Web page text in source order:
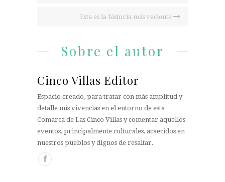
Esta es la historia más reciente
Sobre el autor
Cinco Villas Editor
Espacio creado, para tratar con más amplitud y
detalle mis vivencias en el entorno de esta
Comarca de Las Cinco Villas y comentar aquellos
eventos, principalmente culturales, acaecidos en
nuestros pueblos y dignos de resaltar.